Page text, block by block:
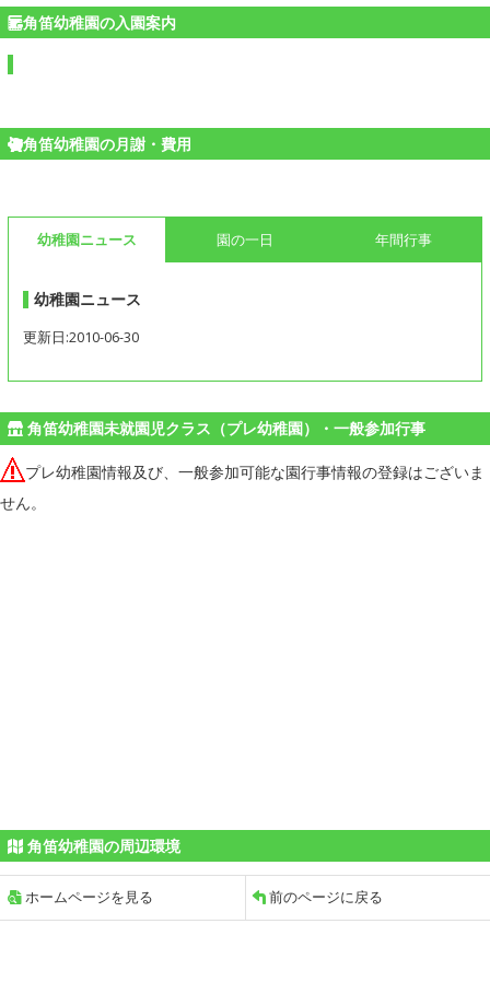
角笛幼稚園の入園案内
角笛幼稚園の月謝・費用
幼稚園ニュース 園の一日 年間行事
幼稚園ニュース
更新日:2010-06-30
角笛幼稚園未就園児クラス（プレ幼稚園）・一般参加行事
プレ幼稚園情報及び、一般参加可能な園行事情報の登録はございま
せん。
角笛幼稚園の周辺環境
ホームページを見る 前のページに戻る